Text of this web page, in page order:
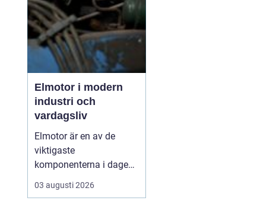
Växjö blir valet av
material, utförande05
augusti 2026
Elmotor i modern
industri och
vardagsliv
Elmotor är en av de
viktigaste
komponenterna i dagens
samhälle, från små
hushållsapparater till
03 augusti 2026